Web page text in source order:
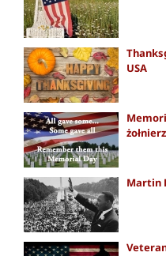
USA
Martin